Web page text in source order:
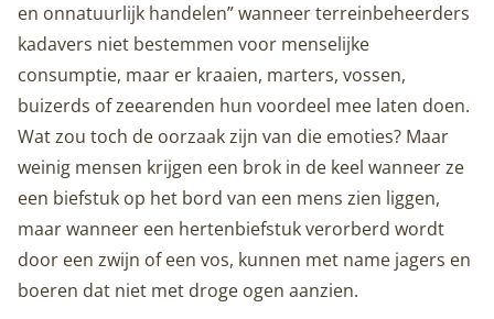
en onnatuurlijk handelen” wanneer terreinbeheerders
kadavers niet bestemmen voor menselijke
consumptie, maar er kraaien, marters, vossen,
buizerds of zeearenden hun voordeel mee laten doen.
Wat zou toch de oorzaak zijn van die emoties? Maar
weinig mensen krijgen een brok in de keel wanneer ze
een biefstuk op het bord van een mens zien liggen,
maar wanneer een hertenbiefstuk verorberd wordt
door een zwijn of een vos, kunnen met name jagers en
boeren dat niet met droge ogen aanzien.